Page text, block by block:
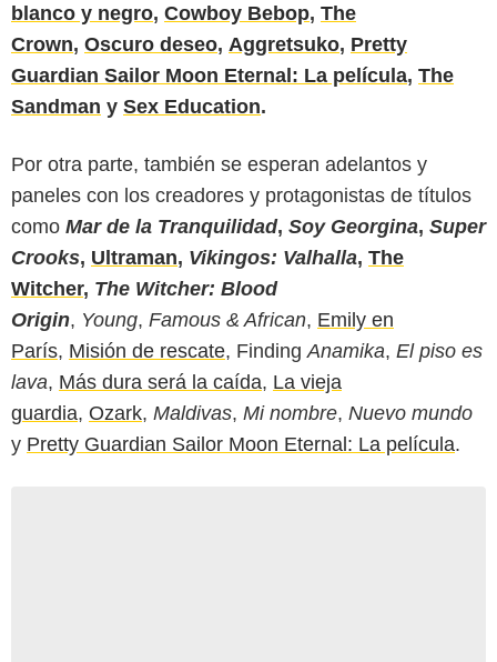
blanco y negro, Cowboy Bebop, The
Crown, Oscuro deseo, Aggretsuko, Pretty
Guardian Sailor Moon Eternal: La película, The
Sandman y Sex Education.
Por otra parte, también se esperan adelantos y
paneles con los creadores y protagonistas de títulos
como Mar de la Tranquilidad, Soy Georgina, Super
Crooks, Ultraman, Vikingos: Valhalla, The
Witcher, The Witcher: Blood
Origin, Young, Famous & African, Emily en
París, Misión de rescate, Finding Anamika, El piso es
lava, Más dura será la caída, La vieja
guardia, Ozark, Maldivas, Mi nombre, Nuevo mundo
y Pretty Guardian Sailor Moon Eternal: La película.